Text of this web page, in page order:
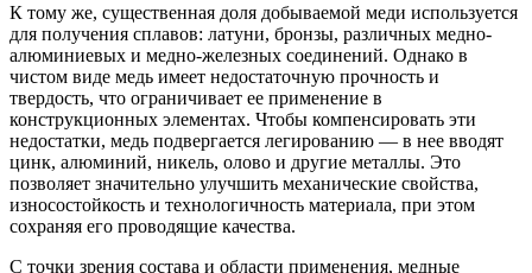
К тому же, существенная доля добываемой меди используется
для получения сплавов: латуни, бронзы, различных медно-
алюминиевых и медно-железных соединений. Однако в
чистом виде медь имеет недостаточную прочность и
твердость, что ограничивает ее применение в
конструкционных элементах. Чтобы компенсировать эти
недостатки, медь подвергается легированию — в нее вводят
цинк, алюминий, никель, олово и другие металлы. Это
позволяет значительно улучшить механические свойства,
износостойкость и технологичность материала, при этом
сохраняя его проводящие качества.
С точки зрения состава и области применения, медные